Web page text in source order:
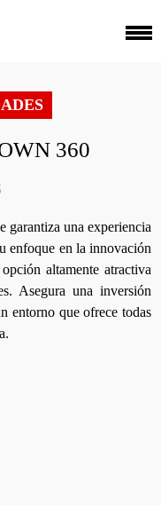
360
garantiza una experiencia
enfoque en la innovación
altamente atractiva
Asegura una inversión
entorno que ofrece todas